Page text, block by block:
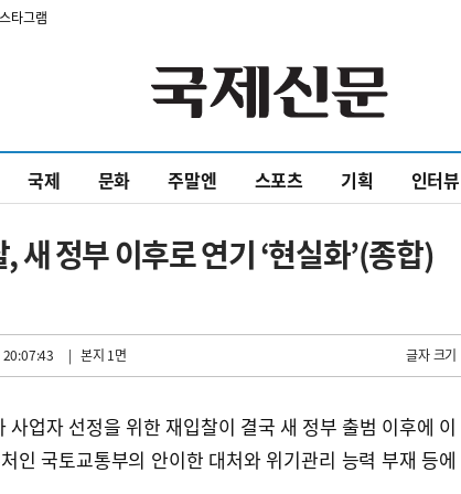
타그램
국제 문화 주말엔 스포츠 기획 인터뷰
새 정부 이후로 연기 ‘현실화’(종합)
| 본지 1면 글자 크기
사업자 선정을 위한 재입찰이 결국 새 정부 출범 이후에 이
인 국토교통부의 안이한 대처와 위기관리 능력 부재 등에